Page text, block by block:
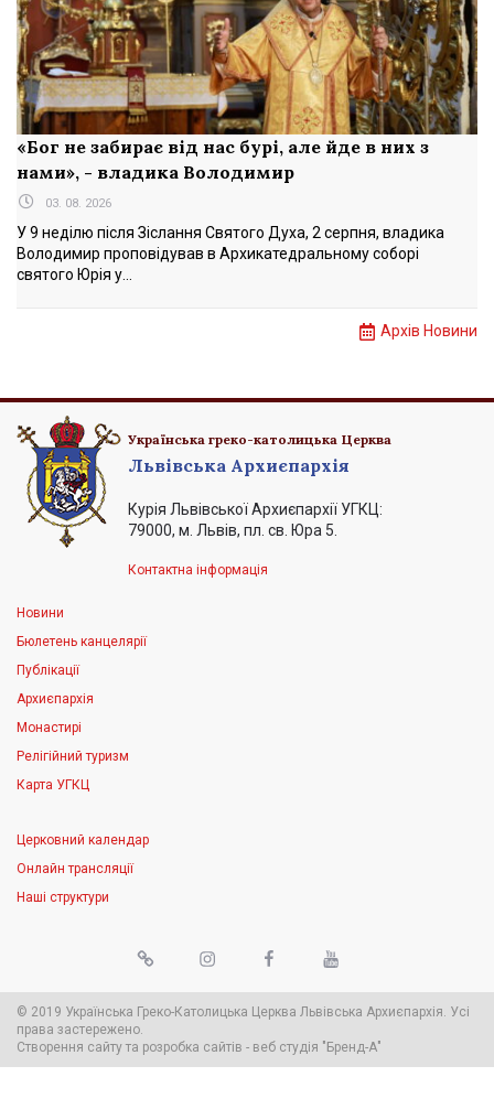
«Бог не забирає від нас бурі, але йде в них з
нами», - владика Володимир
03. 08. 2026
У 9 неділю після Зіслання Святого Духа, 2 серпня, владика
Володимир проповідував в Архикатедральному соборі
святого Юрія у...
Архів Новини
Українська греко-католицька Церква
Львівська Архиєпархія
Курія Львівської Архиєпархії УГКЦ:
79000, м. Львів, пл. св. Юра 5.
Контактна інформація
Новини
Бюлетень канцелярії
Публікації
Архиєпархія
Монастирі
Релігійний туризм
Карта УГКЦ
Церковний календар
Онлайн трансляції
Наші структури
© 2019 Українська Греко-Католицька Церква Львівська Архиєпархія. Усі
права застережено.
Створення сайту та розробка сайтів - веб студія "Бренд-А"